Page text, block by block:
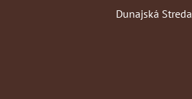
Dunajská Streda